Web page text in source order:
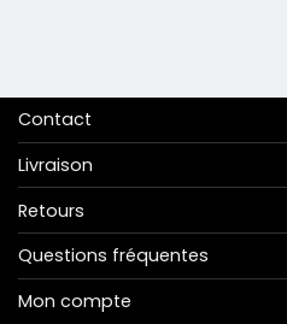
Contact
Livraison
Retours
Questions fréquentes
Mon compte